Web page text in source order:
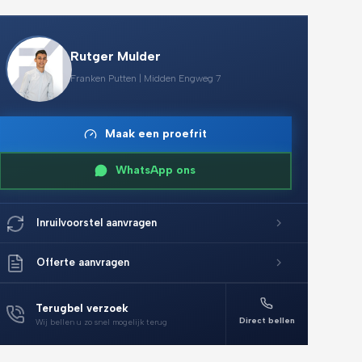
Rutger Mulder
Franken Putten | Midden Engweg 7
Maak een proefrit
WhatsApp ons
Inruilvoorstel aanvragen
Offerte aanvragen
Terugbel verzoek
Wij bellen u zo snel mogelijk terug Direct bellen